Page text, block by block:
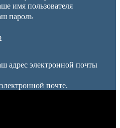
имя пользователя
пароль
адрес электронной почты
почте.